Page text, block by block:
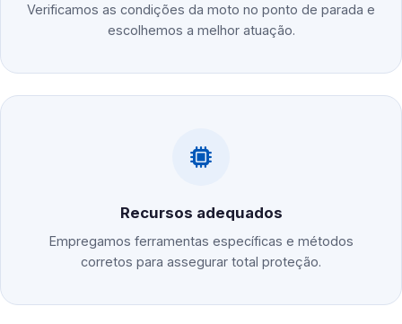
Verificamos as condições da moto no ponto de parada e
escolhemos a melhor atuação.
Recursos adequados
Empregamos ferramentas específicas e métodos
corretos para assegurar total proteção.